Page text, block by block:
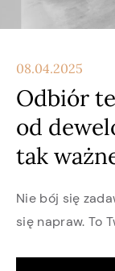
08.04.2025
Odbiór
od
tak
Nie bój się
się napraw. To